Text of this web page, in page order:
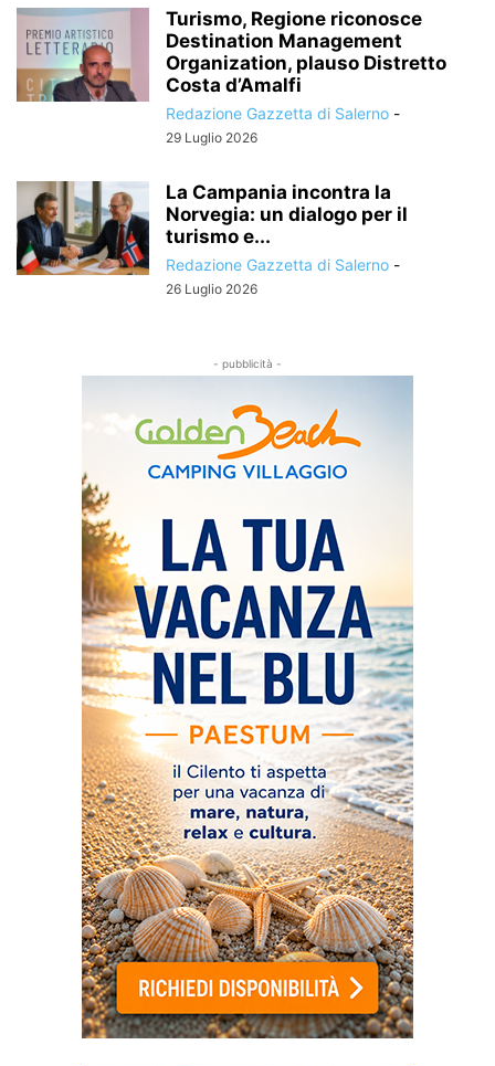
Turismo, Regione riconosce
Destination Management
Organization, plauso Distretto
Costa d’Amalfi
Redazione Gazzetta di Salerno -
29 Luglio 2026
La Campania incontra la
Norvegia: un dialogo per il
turismo e...
Redazione Gazzetta di Salerno -
26 Luglio 2026
- pubblicità -